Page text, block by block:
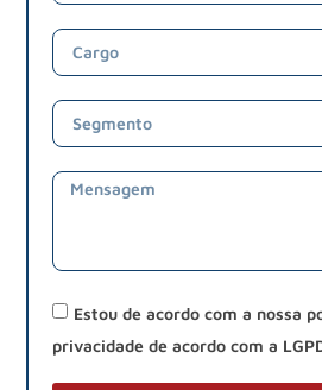
Estou de acordo com a nossa
privacidade de acordo com a